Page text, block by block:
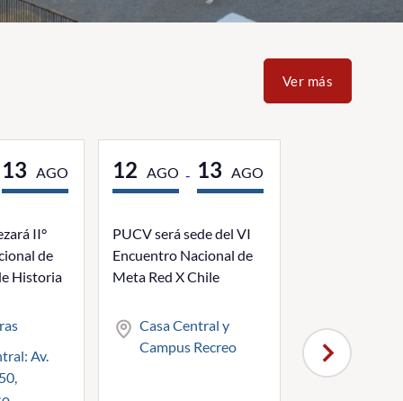
Ver más
13 AGO
II°
de
Historia
Av.
12AGO - 13AGO
PUCV será sede del VI
Encuentro Nacional de
Meta Red X Chile
Casa Central y
Campus Recreo
11:30
Auditorio